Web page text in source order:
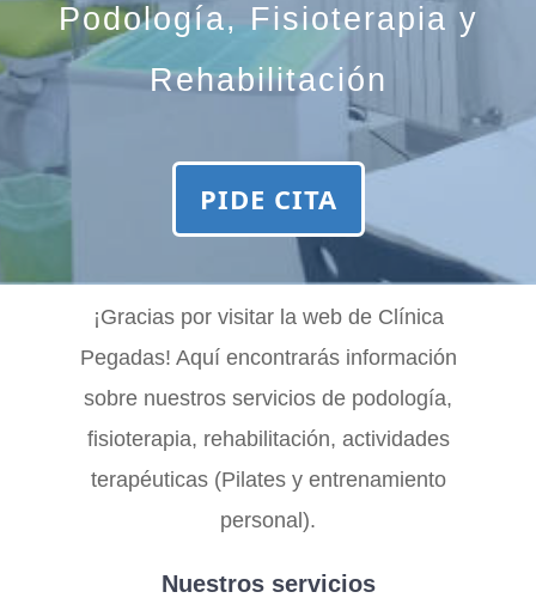
Podología, Fisioterapia y
Rehabilitación
PIDE CITA
¡Gracias por visitar la web de Clínica
Pegadas! Aquí encontrarás información
sobre nuestros servicios de podología,
fisioterapia, rehabilitación, actividades
terapéuticas (Pilates y entrenamiento
personal).
Nuestros servicios